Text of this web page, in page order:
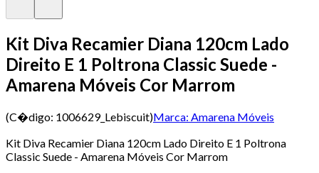
Kit Diva Recamier Diana 120cm Lado
Direito E 1 Poltrona Classic Suede -
Amarena Móveis Cor Marrom
(C�digo: 1006629_Lebiscuit)Marca: Amarena Móveis
Kit Diva Recamier Diana 120cm Lado Direito E 1 Poltrona
Classic Suede - Amarena Móveis Cor Marrom